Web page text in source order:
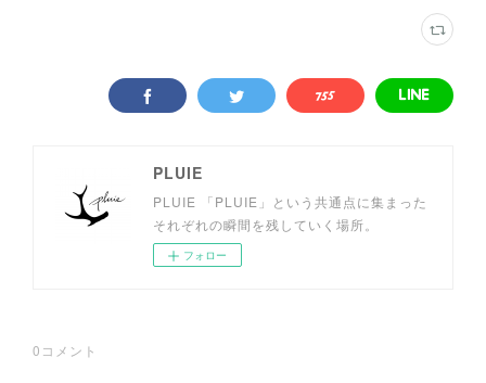
PLUIE
PLUIE 「PLUIE」という共通点に集まった
それぞれの瞬間を残していく場所。
フォロー
0 コメント